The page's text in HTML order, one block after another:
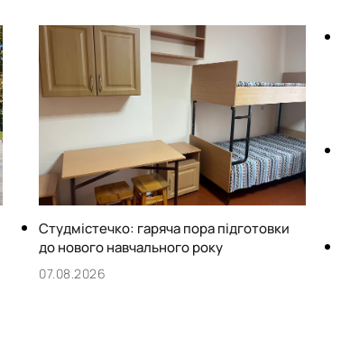
Студмістечко: гаряча пора підготовки
до нового навчального року
07.08.2026